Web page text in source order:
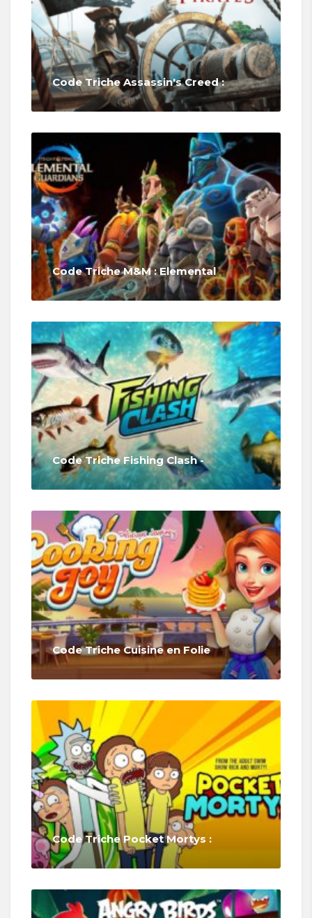
Code Triche Assassin's Creed :
Code Triche M&M : Elemental
Code Triche Fishing Clash -
Code Triche Cuisine en Folie
Code Triche Pocket Mortys :